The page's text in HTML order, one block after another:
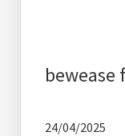
bewease
24/04/2025